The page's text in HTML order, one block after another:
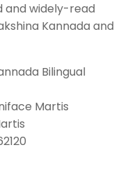
and widely-read
Kannada and
Bilingual
Martis